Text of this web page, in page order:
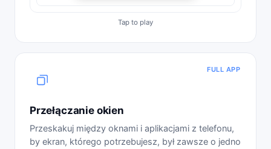
FULL APP
Przełączanie okien
Przeskakuj między oknami i aplikacjami z telefonu,
by ekran, którego potrzebujesz, był zawsze o jedno